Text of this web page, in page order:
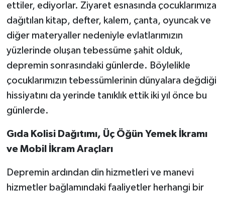
ettiler, ediyorlar. Ziyaret esnasında çocuklarımıza
dağıtılan kitap, defter, kalem, çanta, oyuncak ve
diğer materyaller nedeniyle evlatlarımızın
yüzlerinde oluşan tebessüme şahit olduk,
depremin sonrasındaki günlerde. Böylelikle
çocuklarımızın tebessümlerinin dünyalara değdiği
hissiyatını da yerinde tanıklık ettik iki yıl önce bu
günlerde.
Gıda Kolisi Dağıtımı, Üç Öğün Yemek İkramı
ve Mobil İkram Araçları
Depremin ardından din hizmetleri ve manevi
hizmetler bağlamındaki faaliyetler herhangi bir
Tunceli Müftülüğü
Uşak Müftülüğü
Van Müftülüğü
Yalova Müftülüğü
Zonguldak Müftülüğü